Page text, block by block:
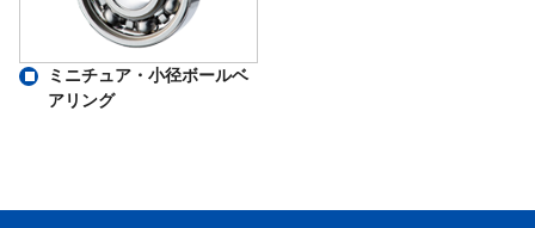
ミニチュア・小径ボールベ
アリング